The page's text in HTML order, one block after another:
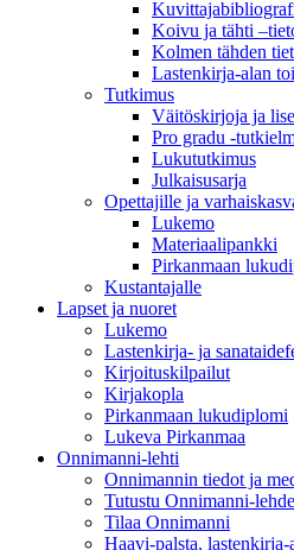
Koivu ja tähti
Kolmen tähden
Lastenkirja-alan
Tutkimus
Väitöskirjoja ja
Pro gradu -
Lukututkimus
Julkaisusarja
Opettajille ja
Lukemo
Materiaalipankki
Pirkanmaan
Kustantajalle
Lapset ja nuoret
Lukemo
Lastenkirja- ja
Kirjoituskilpailut
Kirjakopla
Pirkanmaan lukudiplomi
Lukeva Pirkanmaa
Onnimanni-lehti
Onnimannin tiedot ja
Tutustu Onnimanni-
Tilaa Onnimanni
Haavi-palsta, lastenkirja-